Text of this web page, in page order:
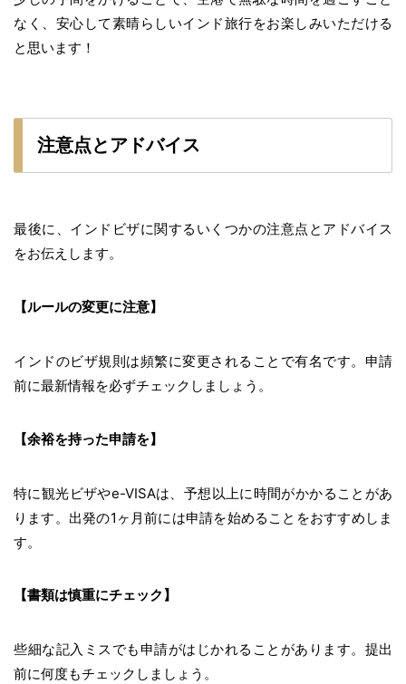
なく、安心して素晴らしいインド旅行をお楽しみいただける
と思います！
注意点とアドバイス
最後に、インドビザに関するいくつかの注意点とアドバイス
をお伝えします。
【ルールの変更に注意】
インドのビザ規則は頻繁に変更されることで有名です。申請
前に最新情報を必ずチェックしましょう。
【余裕を持った申請を】
特に観光ビザやe-VISAは、予想以上に時間がかかることがあ
ります。出発の1ヶ月前には申請を始めることをおすすめしま
す。
【書類は慎重にチェック】
些細な記入ミスでも申請がはじかれることがあります。提出
前に何度もチェックしましょう。